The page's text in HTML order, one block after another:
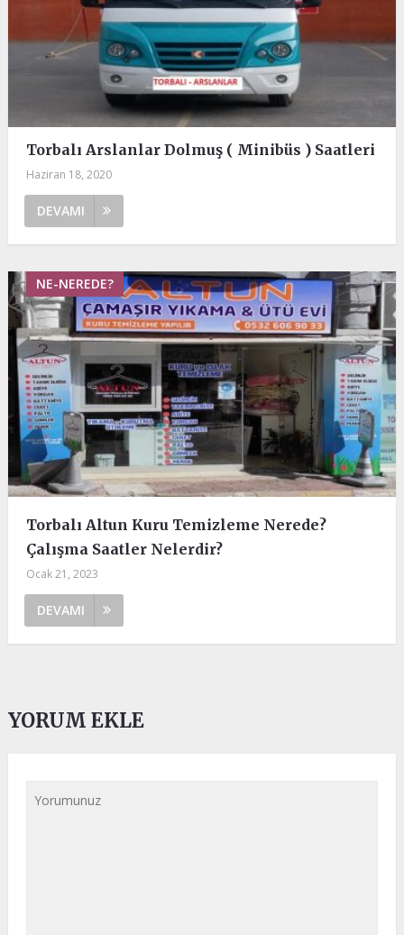
Torbalı Arslanlar Dolmuş ( Minibüs ) Saatleri
Haziran 18, 2020
DEVAMI
NE-NEREDE?
Torbalı Altun Kuru Temizleme Nerede?
Çalışma Saatler Nelerdir?
Ocak 21, 2023
DEVAMI
YORUM EKLE